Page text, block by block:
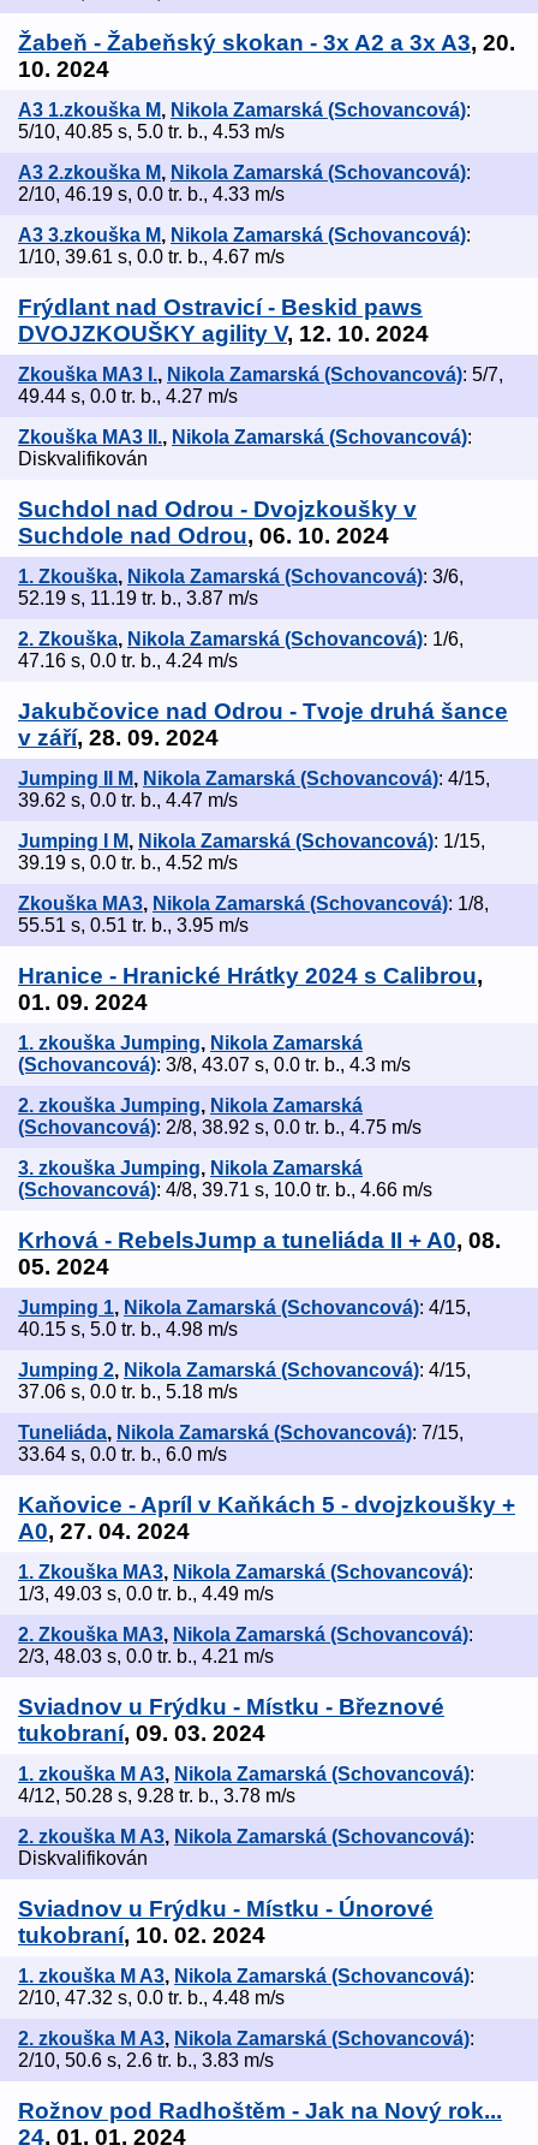
Žabeň - Žabeňský skokan - 3x A2 a 3x A3, 20.
10. 2024
A3 1.zkouška M, Nikola Zamarská (Schovancová):
5/10, 40.85 s, 5.0 tr. b., 4.53 m/s
A3 2.zkouška M, Nikola Zamarská (Schovancová):
2/10, 46.19 s, 0.0 tr. b., 4.33 m/s
A3 3.zkouška M, Nikola Zamarská (Schovancová):
1/10, 39.61 s, 0.0 tr. b., 4.67 m/s
Frýdlant nad Ostravicí - Beskid paws
DVOJZKOUŠKY agility V, 12. 10. 2024
Zkouška MA3 I., Nikola Zamarská (Schovancová): 5/7,
49.44 s, 0.0 tr. b., 4.27 m/s
Zkouška MA3 II., Nikola Zamarská (Schovancová):
Diskvalifikován
Suchdol nad Odrou - Dvojzkoušky v
Suchdole nad Odrou, 06. 10. 2024
1. Zkouška, Nikola Zamarská (Schovancová): 3/6,
52.19 s, 11.19 tr. b., 3.87 m/s
2. Zkouška, Nikola Zamarská (Schovancová): 1/6,
47.16 s, 0.0 tr. b., 4.24 m/s
Jakubčovice nad Odrou - Tvoje druhá šance
v září, 28. 09. 2024
Jumping II M, Nikola Zamarská (Schovancová): 4/15,
39.62 s, 0.0 tr. b., 4.47 m/s
Jumping I M, Nikola Zamarská (Schovancová): 1/15,
39.19 s, 0.0 tr. b., 4.52 m/s
Zkouška MA3, Nikola Zamarská (Schovancová): 1/8,
55.51 s, 0.51 tr. b., 3.95 m/s
Hranice - Hranické Hrátky 2024 s Calibrou,
01. 09. 2024
1. zkouška Jumping, Nikola Zamarská
(Schovancová): 3/8, 43.07 s, 0.0 tr. b., 4.3 m/s
2. zkouška Jumping, Nikola Zamarská
(Schovancová): 2/8, 38.92 s, 0.0 tr. b., 4.75 m/s
3. zkouška Jumping, Nikola Zamarská
(Schovancová): 4/8, 39.71 s, 10.0 tr. b., 4.66 m/s
Krhová - RebelsJump a tuneliáda II + A0, 08.
05. 2024
Jumping 1, Nikola Zamarská (Schovancová): 4/15,
40.15 s, 5.0 tr. b., 4.98 m/s
Jumping 2, Nikola Zamarská (Schovancová): 4/15,
37.06 s, 0.0 tr. b., 5.18 m/s
Tuneliáda, Nikola Zamarská (Schovancová): 7/15,
33.64 s, 0.0 tr. b., 6.0 m/s
Kaňovice - Apríl v Kaňkách 5 - dvojzkoušky +
A0, 27. 04. 2024
1. Zkouška MA3, Nikola Zamarská (Schovancová):
1/3, 49.03 s, 0.0 tr. b., 4.49 m/s
2. Zkouška MA3, Nikola Zamarská (Schovancová):
2/3, 48.03 s, 0.0 tr. b., 4.21 m/s
Sviadnov u Frýdku - Místku - Březnové
tukobraní, 09. 03. 2024
1. zkouška M A3, Nikola Zamarská (Schovancová):
4/12, 50.28 s, 9.28 tr. b., 3.78 m/s
2. zkouška M A3, Nikola Zamarská (Schovancová):
Diskvalifikován
Sviadnov u Frýdku - Místku - Únorové
tukobraní, 10. 02. 2024
1. zkouška M A3, Nikola Zamarská (Schovancová):
2/10, 47.32 s, 0.0 tr. b., 4.48 m/s
2. zkouška M A3, Nikola Zamarská (Schovancová):
2/10, 50.6 s, 2.6 tr. b., 3.83 m/s
Rožnov pod Radhoštěm - Jak na Nový rok...
24, 01. 01. 2024